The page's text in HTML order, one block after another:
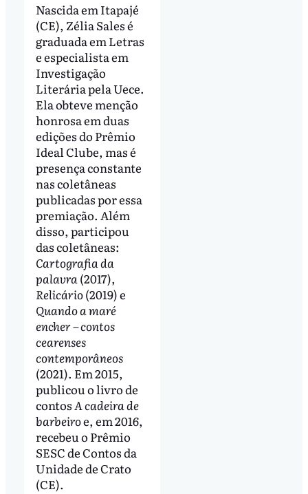
Nascida em Itapajé
(CE), Zélia Sales é
graduada em Letras
e especialista em
Investigação
Literária pela Uece.
Ela obteve menção
honrosa em duas
edições do Prêmio
Ideal Clube, mas é
presença constante
nas coletâneas
publicadas por essa
premiação. Além
disso, participou
das coletâneas:
Cartografia da
palavra(2017),
Relicário(2019) e
Quando a maré
encher – contos
cearenses
contemporâneos
(2021). Em 2015,
publicou o livro de
contosA cadeira de
barbeiroe, em 2016,
recebeu o Prêmio
SESC de Contos da
Unidade de Crato
(CE).